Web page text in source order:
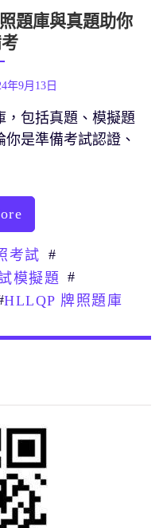
題庫與真題助你
年9月13日
，包括真題、模擬題
是準備考試認證、
考試 #
模擬題
#
HLLQP 牌照題庫